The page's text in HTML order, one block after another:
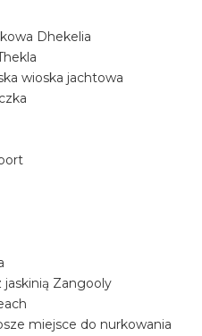
Dhekelia
wioska jachtowa
Zangooly
miejsce do nurkowania